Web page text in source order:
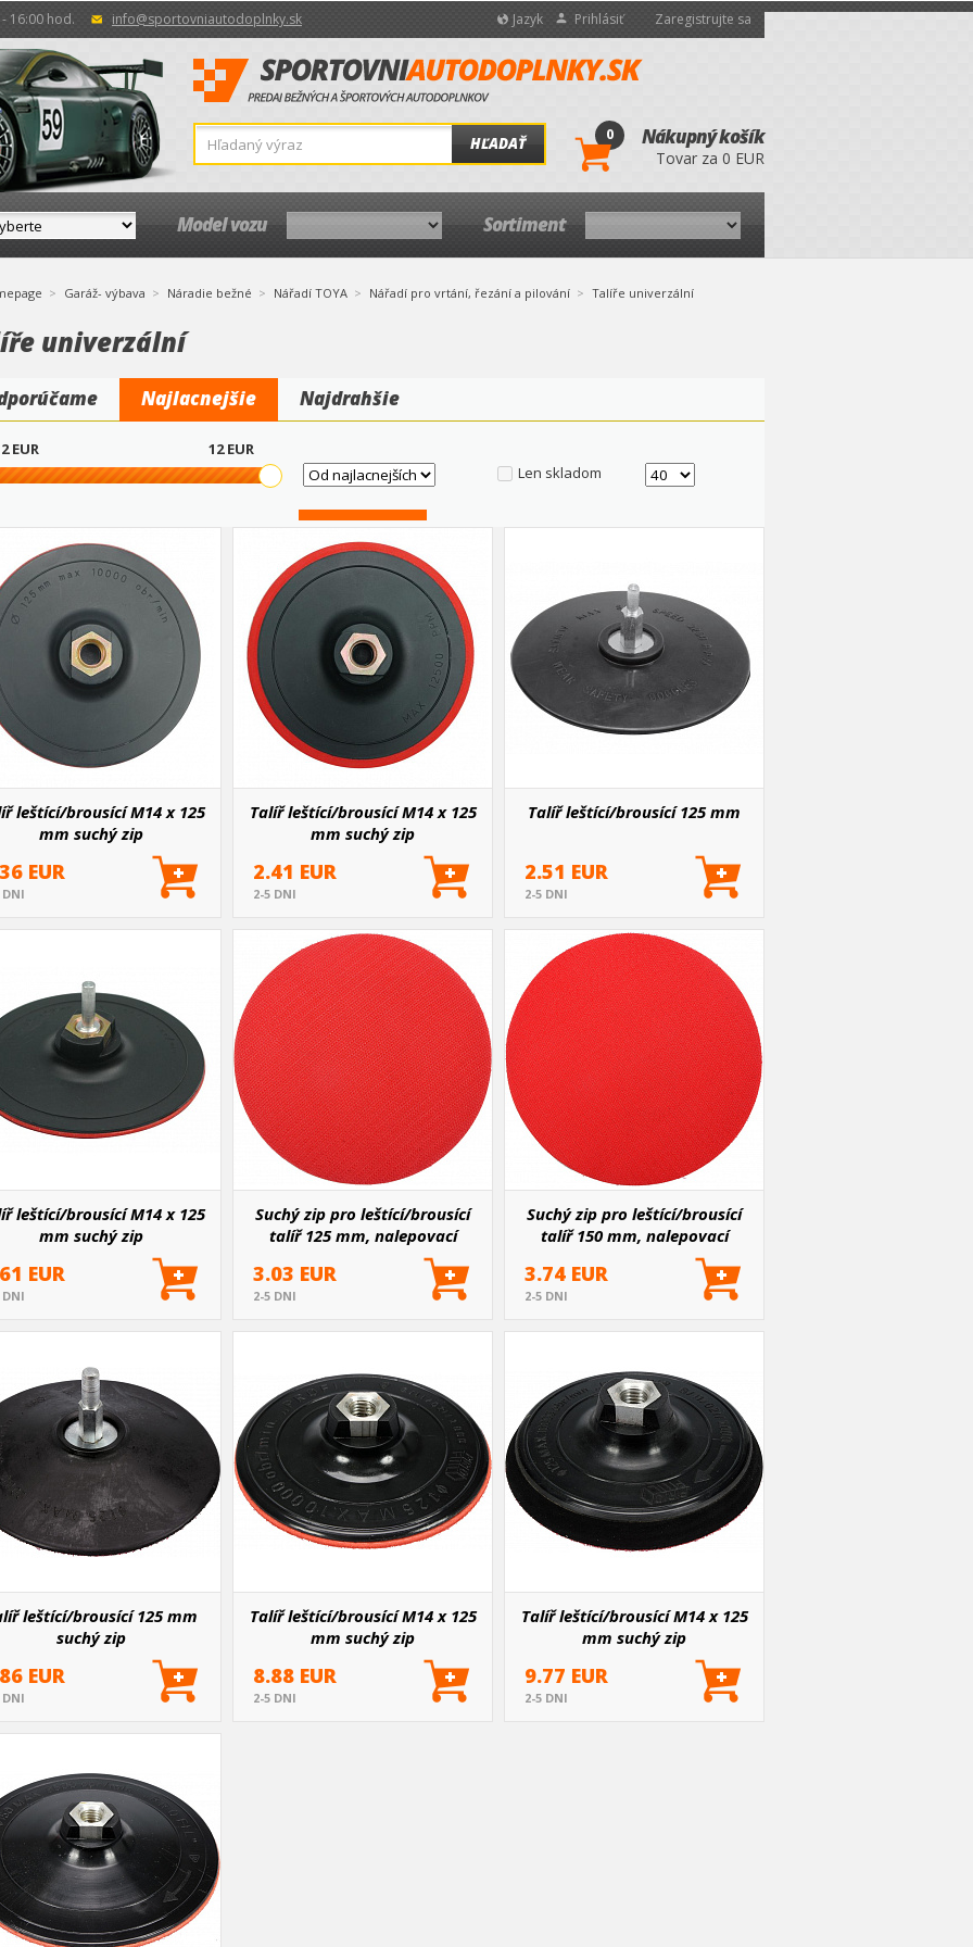
16:00 hod. info@sportovniautodoplnky.sk Jazyk Prihlásiť Zaregistrujte sa
HĽADAŤ 0 Nákupný košík
Tovar za 0 EUR
Model vozu Sortiment
Garáž- výbava Náradie bežné Nářadí TOYA Nářadí pro vrtání, řezání a pilování Talíře univerzální
univerzální
Najlacnejšie Najdrahšie
2EUR 12EUR
Len skladom
leštící/brousící M14 x 125
mm suchý zip
EUR
DNI
Talíř leštící/brousící M14 x 125
mm suchý zip
2.41 EUR
2-5 DNI
Talíř leštící/brousící 125 mm
2.51 EUR
2-5 DNI
leštící/brousící M14 x 125
mm suchý zip
EUR
DNI
Suchý zip pro leštící/brousící
talíř 125 mm, nalepovací
3.03 EUR
2-5 DNI
Suchý zip pro leštící/brousící
talíř 150 mm, nalepovací
3.74 EUR
2-5 DNI
leštící/brousící 125 mm
suchý zip
EUR
DNI
Talíř leštící/brousící M14 x 125
mm suchý zip
8.88 EUR
2-5 DNI
Talíř leštící/brousící M14 x 125
mm suchý zip
9.77 EUR
2-5 DNI